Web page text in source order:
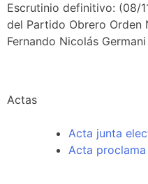
Escrutinio definitivo: (08/
del Partido Obrero Orden
Fernando Nicolás Germani
Actas
Acta junta
Acta proclama